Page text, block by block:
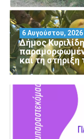
Δήμος
και τη
6 Αυγούστου, 2026